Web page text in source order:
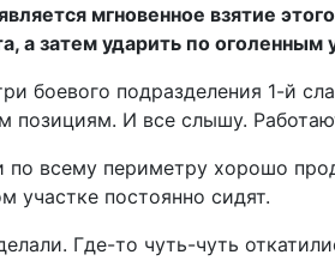
мгновенное взятие
а затем ударить по оголенным
боевого подразделения 1-й
позициям. И все слышу.
всему периметру хорошо
участке постоянно сидят.
Где-то чуть-чуть